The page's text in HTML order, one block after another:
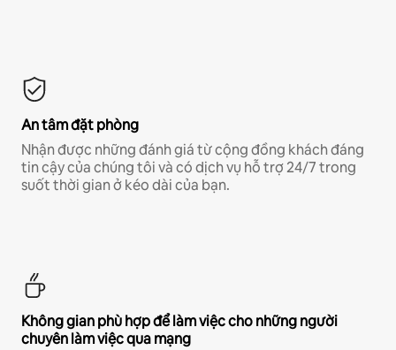
An tâm đặt phòng
Nhận được những đánh giá từ cộng đồng khách đáng
tin cậy của chúng tôi và có dịch vụ hỗ trợ 24/7 trong
suốt thời gian ở kéo dài của bạn.
Không gian phù hợp để làm việc cho những người
chuyên làm việc qua mạng